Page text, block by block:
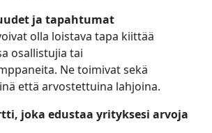
ja tapahtumat
olla loistava tapa kiittää
osallistujia tai
Ne toimivat sekä
että arvostettuina lahjoina.
joka edustaa yrityksesi arvoja